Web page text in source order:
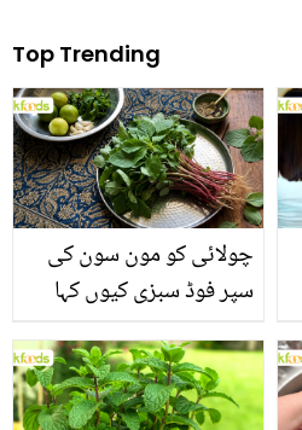
Top Trending
چولائی کو مون سون کی
سپر فوڈ سبزی کیوں کہا
منرلز اور اینٹی آکسیڈنٹس
سے بھرپور اس سبزی کے